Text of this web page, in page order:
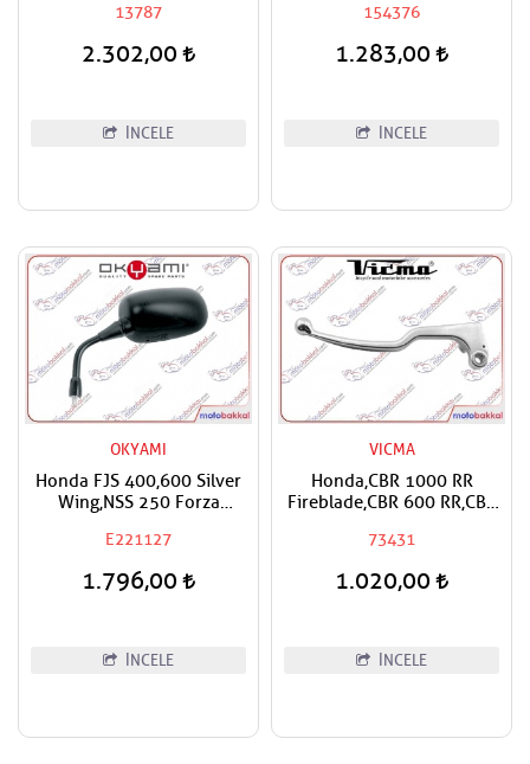
13787
2.302,00
İNCELE
154376
1.283,00
İNCELE
OKYAMI
Honda FJS 400,600 Silver
Wing,NSS 250 Forza
E221127
1.796,00
İNCELE
VICMA
Honda,CBR 1000 RR
Fireblade,CBR 600 RR,CBF
Hornet Vicma Debriyaj
73431
1.020,00
İNCELE